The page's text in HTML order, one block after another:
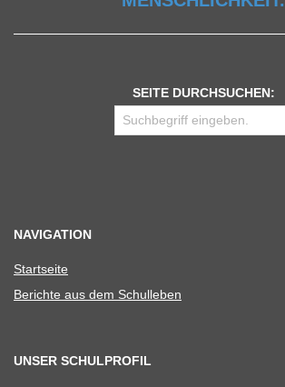
SEITE DURCHSUCHEN:
NAVIGATION
Start­seite
Berichte aus dem Schulleben
UNSER SCHULPROFIL